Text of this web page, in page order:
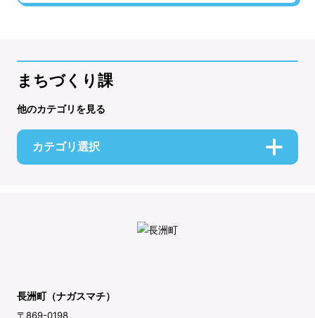
まちづくり課
他のカテゴリを見る
カテゴリ選択
長洲町（ナガスマチ）
〒869-0198